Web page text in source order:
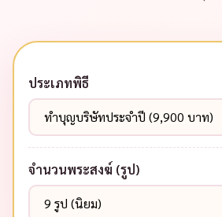
ประเภทพิธี
จำนวนพระสงฆ์ (รูป)